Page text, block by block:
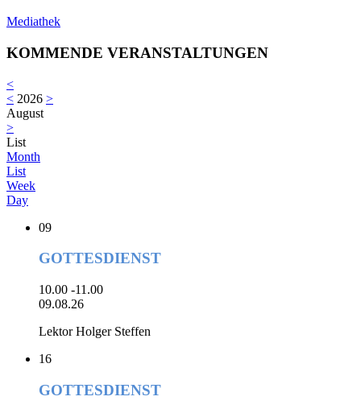
Mediathek
KOMMENDE VERANSTALTUNGEN
<
< 2026 >
August
>
List
Month
List
Week
Day
09
GOTTESDIENST
10.00 -11.00
09.08.26
Lektor Holger Steffen
16
GOTTESDIENST